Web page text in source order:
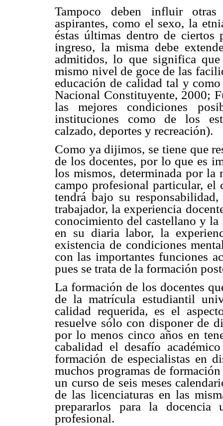
Tampoco deben influir otras
aspirantes, como el sexo, la
éstas últimas dentro de
ingreso, la misma debe
admitidos, lo que significa
mismo nivel de goce de las
educación de calidad tal y
Nacional Constituyente, 2000;
las mejores condiciones
instituciones como de los
calzado, deportes y recreación).
Como ya dijimos, se tiene que
de los docentes, por lo que es
los mismos, determinada por la
campo profesional particular, el
tendrá bajo su
trabajador, la experiencia
conocimiento del castellano y
en su diaria labor, la
existencia de condiciones
con las importantes funciones
pues se trata de la formación
La formación de los docentes
de la matrícula estudiantil
calidad requerida, es el
resuelve sólo con disponer de
por lo menos cinco años en
cabalidad el desafío
formación de especialistas en
muchos programas de
un curso de seis meses
de las licenciaturas en las
prepararlos para la docencia
profesional.